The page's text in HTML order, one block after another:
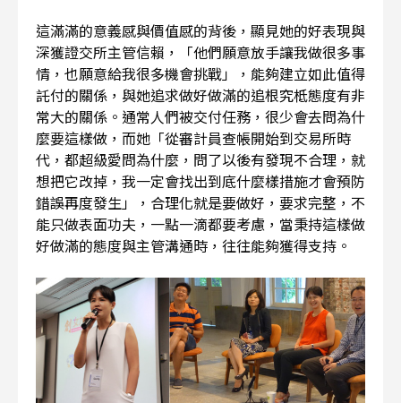
這滿滿的意義感與價值感的背後，顯見她的好表現與
深獲證交所主管信賴，「他們願意放手讓我做很多事
情，也願意給我很多機會挑戰」，能夠建立如此值得
託付的關係，與她追求做好做滿的追根究柢態度有非
常大的關係。通常人們被交付任務，很少會去問為什
麼要這樣做，而她「從審計員查帳開始到交易所時
代，都超級愛問為什麼，問了以後有發現不合理，就
想把它改掉，我一定會找出到底什麼樣措施才會預防
錯誤再度發生」，合理化就是要做好，要求完整，不
能只做表面功夫，一點一滴都要考慮，當秉持這樣做
好做滿的態度與主管溝通時，往往能夠獲得支持。